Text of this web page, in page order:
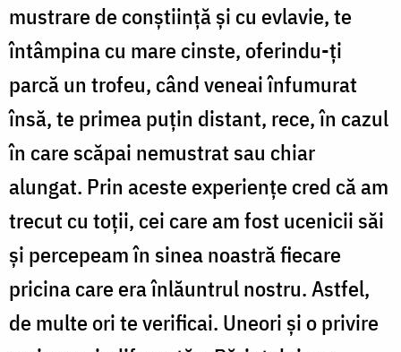
mustrare de conștiință și cu evlavie, te
întâmpina cu mare cinste, oferindu-ți
parcă un trofeu, când veneai înfumurat
însă, te primea puțin distant, rece, în cazul
în care scăpai nemustrat sau chiar
alungat. Prin aceste experiențe cred că am
trecut cu toții, cei care am fost ucenicii săi
și percepeam în sinea noastră fiecare
pricina care era înlăuntrul nostru. Astfel,
de multe ori te verificai. Uneori și o privire